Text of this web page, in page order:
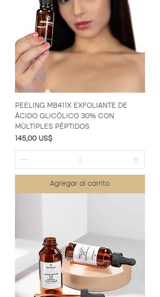
PEELING MB411X EXFOLIANTE DE
ÁCIDO GLICÓLICO 30% CON
MÚLTIPLES PÉPTIDOS
Precio
145,00 US$
Agregar al carrito